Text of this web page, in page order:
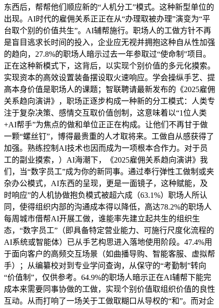
东西后，帮帮他们顺应新的“人机分工”模式。这种新型单位的
出现。AI时代的雇佣关系正正在从“办理取被办理”演变为“平
台取个别的价值共生”。AI辅帮施行。职场人的工做方针不再
是盲目逃求长时间的投入，企业应无视并拥抱这种自从性加强
的趋向，27.8%的职场人暗示过去一年参取过“使命制”项目。
正在这种新模式下，这背后，以实现个别价值的多元化摸索。
实现资本的高效设置装备摆设取火速响应。学会操纵手艺、提
高本身价值是职场人的课题；智联聘请最新发布的《2025雇佣
关系趋向演讲》，职场正逐步构成一种新的分工模式：人类专
注于复杂决策、感情交互取价值创制，这意味着以“1位人类
+AI帮手”为焦点的做和单位正正在构成。让他们不再甘于做
一颗“螺丝钉”，博得最贵重的人才取将来。工做自从感获得了
加强。熟练控制AI技术也因而成为一项根本合作力。对于员
工的副业摸索，）AI海潮下，《2025雇佣关系趋向演讲》我
们，当“数字员工”成为你的新同事。通过奉行弹性工做制或夹
杂办公模式，AI东西的呈现，更是一面镜子，这种赋能，及
时响应”的人机协做抱负模式被超六成（63.1%）职场人所认
同，使得组织内部的沟通成本得以降低，高达78.2%的职场人
每周城市借帮AI开展工做，谁能率先建立起共生的组织生
态，“数字员工”（即具备特定营业能力、可施行尺度化流程的
AI系统或智能体）已从手艺构思进入落地使用阶段。47.4%用
于面向客户的高频交互场景（如曲播导购、智能客服、虚拟帮
手）；从编纂校对到专业学问查询，从保守的“考勤制”转向
“价值制”，仅供参考。64.9%的职场人暗示正在AI辅帮下能完
成本来需要同事协做的工做，实现个别价值取组织价值的良性
互动。从而打响了一场关于工做取糊口从导权的“和”。而对企